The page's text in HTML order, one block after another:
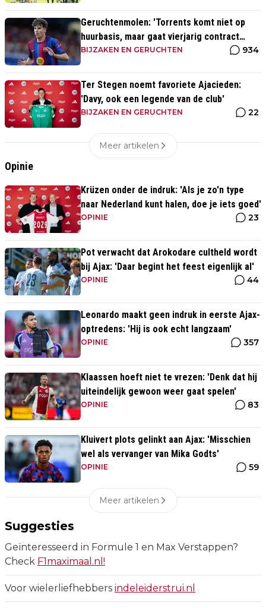
Geruchtenmolen: 'Torrents komt niet op
huurbasis, maar gaat vierjarig contract
tekenen bij Ajax'
BIJZAKEN EN GERUCHTEN 934
Ter Stegen noemt favoriete Ajacieden:
'Davy, ook een legende van de club'
BIJZAKEN EN GERUCHTEN 22
Meer artikelen
Opinie
Krüzen onder de indruk: 'Als je zo'n type
naar Nederland kunt halen, doe je iets goed'
OPINIE 23
Pot verwacht dat Arokodare cultheld wordt
bij Ajax: 'Daar begint het feest eigenlijk al'
OPINIE 44
Leonardo maakt geen indruk in eerste Ajax-
optredens: 'Hij is ook echt langzaam'
OPINIE 357
Klaassen hoeft niet te vrezen: 'Denk dat hij
uiteindelijk gewoon weer gaat spelen'
OPINIE 83
Kluivert plots gelinkt aan Ajax: 'Misschien
wel als vervanger van Mika Godts'
OPINIE 59
Meer artikelen
Suggesties
Geïnteresseerd in Formule 1 en Max Verstappen?
Check F1maximaal.nl!
Voor wielerliefhebbers indeleiderstrui.nl